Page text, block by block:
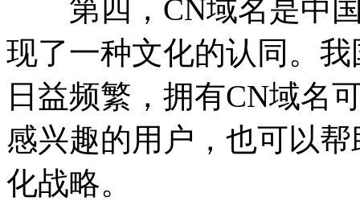
第四，CN域名是中国
现了一种文化的认同。
日益频繁，拥有CN域名
感兴趣的用户，也可以
化战略。